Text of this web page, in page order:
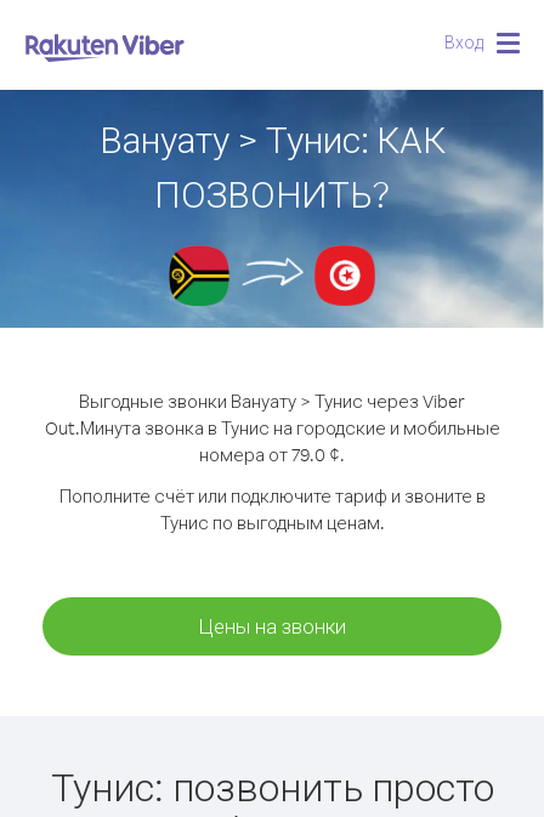
Вход
Вануату > Тунис: КАК
ПОЗВОНИТЬ?
Выгодные звонки Вануату > Тунис через Viber
Out.Минута звонка в Тунис на городские и мобильные
номера от 79.0 ¢.
Пополните счёт или подключите тариф и звоните в
Тунис по выгодным ценам.
Цены на звонки
Тунис: позвонить просто